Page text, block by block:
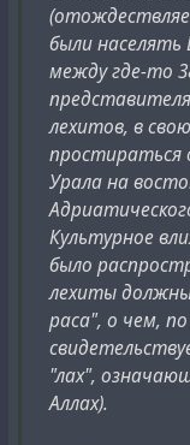
были
между где-то
лехитов, в
простираться
Урала на
Культурное
было
лехиты
раса", о чем,
"лах",
Аллах).